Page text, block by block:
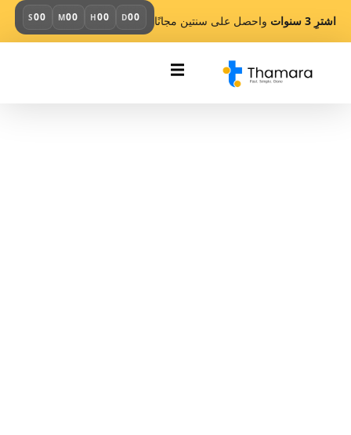
00
D
00
H
00
M
00
S اشترِ 3 سنوات واحصل على سنتين مجانًا